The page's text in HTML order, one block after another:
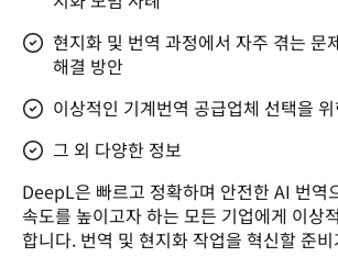
현지화 및 번역 과정에서 자주 겪는 문
해결 방안
이상적인 기계번역 공급업체 선택을
그 외 다양한 정보
DeepL은 빠르고 정확하며 안전한 AI 번역
속도를 높이고자 하는 모든 기업에게 이상
합니다. 번역 및 현지화 작업을 혁신할 준